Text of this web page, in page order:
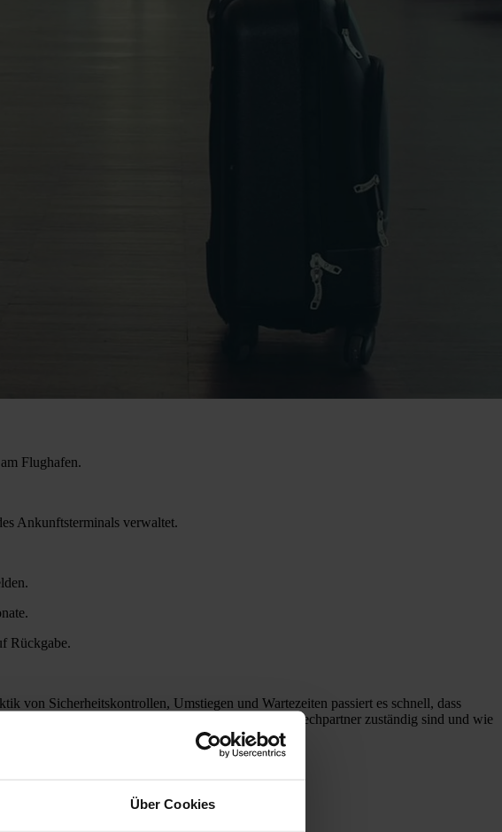
Über Cookies
Flughafen.
Ankunftsterminals verwaltet.
Rückgabe.
von Sicherheitskontrollen, Umstiegen und Wartezeiten passiert es schnell, dass
erklärt, wie Sie am besten vorgehen, welche Ansprechpartner zuständig sind und wie